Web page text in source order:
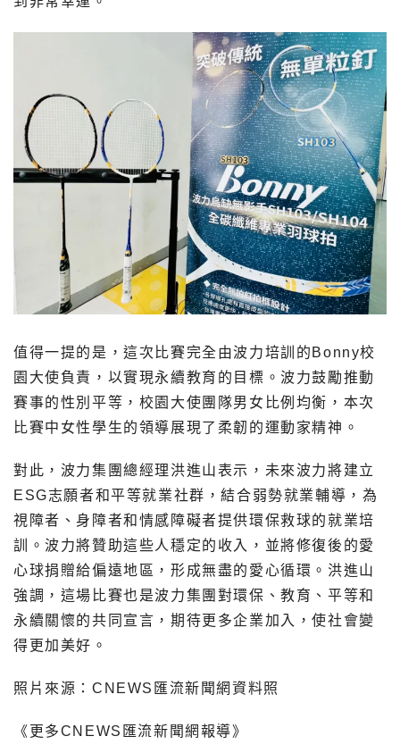
值得一提的是，這次比賽完全由波力培訓的Bonny校
園大使負責，以實現永續教育的目標。波力鼓勵推動
賽事的性別平等，校園大使團隊男女比例均衡，本次
比賽中女性學生的領導展現了柔韌的運動家精神。
對此，波力集團總經理洪進山表示，未來波力將建立
ESG志願者和平等就業社群，結合弱勢就業輔導，為
視障者、身障者和情感障礙者提供環保救球的就業培
訓。波力將贊助這些人穩定的收入，並將修復後的愛
心球捐贈給偏遠地區，形成無盡的愛心循環。洪進山
強調，這場比賽也是波力集團對環保、教育、平等和
永續關懷的共同宣言，期待更多企業加入，使社會變
得更加美好。
照片來源：CNEWS匯流新聞網資料照
《更多CNEWS匯流新聞網報導》